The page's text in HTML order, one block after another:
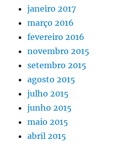
janeiro 2017
março 2016
fevereiro 2016
novembro 2015
setembro 2015
agosto 2015
julho 2015
junho 2015
maio 2015
abril 2015